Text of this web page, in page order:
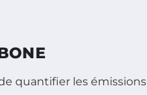
quantifier les émissions